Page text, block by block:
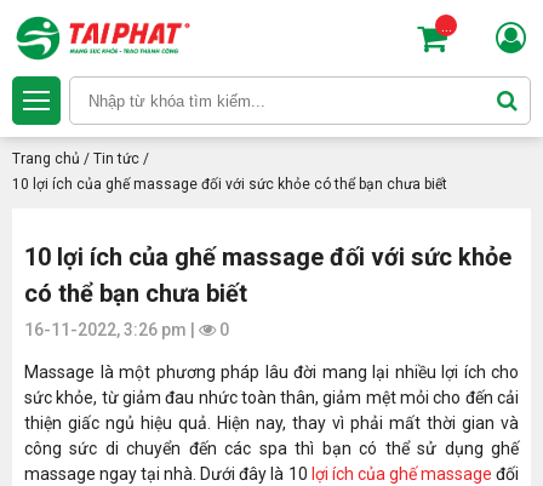
Trang chủ / Tin tức /
10 lợi ích của ghế massage đối với sức khỏe có thể bạn chưa biết
10 lợi ích của ghế massage đối với sức khỏe
có thể bạn chưa biết
16-11-2022, 3:26 pm | 0
Massage là một phương pháp lâu đời mang lại nhiều lợi ích cho
sức khỏe, từ giảm đau nhức toàn thân, giảm mệt mỏi cho đến cải
thiện giấc ngủ hiệu quả. Hiện nay, thay vì phải mất thời gian và
công sức di chuyển đến các spa thì bạn có thể sử dụng ghế
massage ngay tại nhà. Dưới đây là 10 lợi ích của ghế massage đối